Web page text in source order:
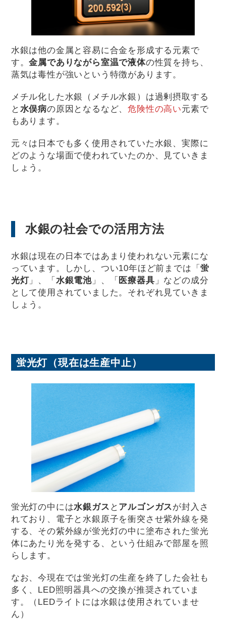
水銀は他の金属と容易に合金を形成する元素で
す。金属でありながら室温で液体の性質を持ち、
蒸気は毒性が強いという特徴があります。
メチル化した水銀（メチル水銀）は過剰摂取する
と 水俣病の原因となるなど、危険性の高い元素で
もあります。
元々は日本でも多く使用されていた水銀、実際に
どのような場面で使われていたのか、見ていきま
しょう。
水銀の社会での活用方法
水銀は現在の日本ではあまり使われない元素にな
っています。しかし、つい10年ほど前までは「蛍
光灯」、「 水銀電池 」、「 医療器具 」などの成分
として使用されていました。それぞれ見ていきま
しょう。
蛍光灯（現在は生産中止）
蛍光灯の中には水銀ガス と アルゴンガスが封入さ
れており、電子と水銀原子を衝突させ紫外線を発
する、その紫外線が蛍光灯の中に塗布された蛍光
体にあたり光を発する、という仕組みで部屋を照
らします。
なお、今現在では蛍光灯の生産を終了した会社も
多く、LED照明器具への交換が推奨されていま
す。（LEDライトには水銀は使用されていませ
ん）